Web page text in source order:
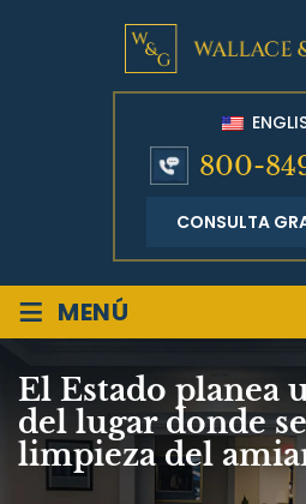
800-
CONSULTA
≡ MENÚ
El Estado planea
del lugar donde
limpieza del